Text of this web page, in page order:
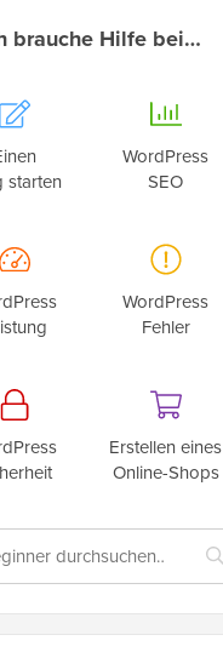
brauche Hilfe bei…
starten
WordPress
SEO
WordPress
Fehler
Erstellen eines
Online-Shops